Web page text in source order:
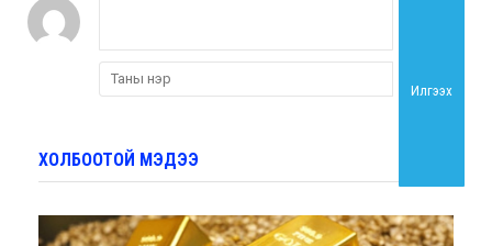
Илгээх
ХОЛБООТОЙ МЭДЭЭ